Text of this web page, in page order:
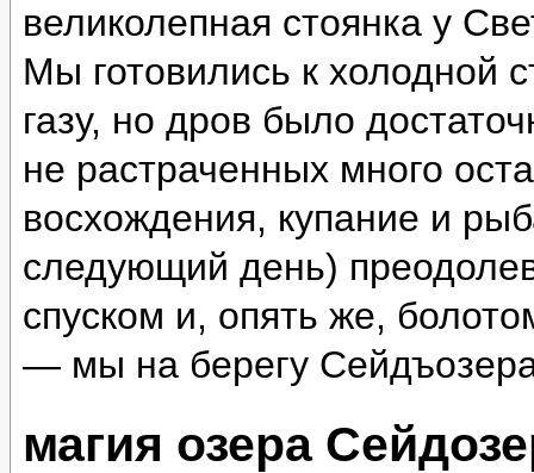
великолепная стоянка у
Мы готовились к холодной
газу, но дров было
не растраченных много
восхождения, купание и
следующий день)
спуском и, опять же,
— мы на берегу
магия озера